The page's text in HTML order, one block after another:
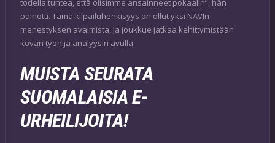
todella tuntea, että olisimme ansainneet pokaalin”, hän
painotti. Tämä kilpailuhenkisyys on ollut yksi NAVIn
menestyksen avaimista, ja joukkue jatkaa kehittymistään
kovan työn ja analyysin avulla.
MUISTA SEURATA
SUOMALAISIA E-
URHEILIJOITA!